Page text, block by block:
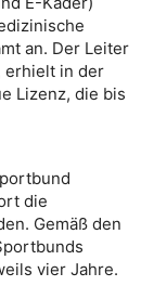
an. Der Leiter
erhielt in der
Lizenz, die bis
die
Gemäß den
vier Jahre.